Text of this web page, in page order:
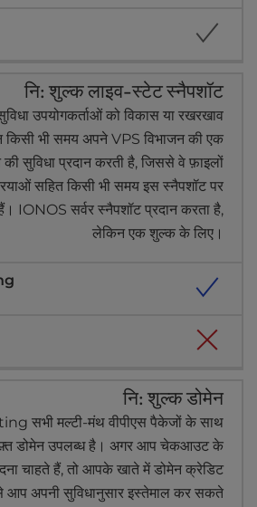
नि: शुल्क लाइव-स्टेट स्नैपशॉट
उपयोगकर्ताओं को विकास या रखरखाव
किसी भी समय अपने VPS विभाजन की एक
की सुविधा प्रदान करती है, जिससे वे फ़ाइलों
सहित किसी भी समय इस स्नैपशॉट पर
IONOS सर्वर स्नैपशॉट प्रदान करता है,
लेकिन एक शुल्क के लिए।
नि: शुल्क डोमेन
सभी मल्टी-मंथ वीपीएस पैकेजों के साथ
डोमेन उपलब्ध है। अगर आप चेकआउट के
चाहते हैं, तो आपके खाते में डोमेन क्रेडिट
आप अपनी सुविधानुसार इस्तेमाल कर सकते